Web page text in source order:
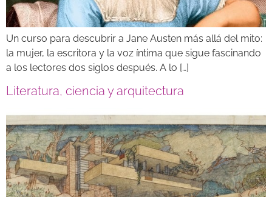
Un curso para descubrir a Jane Austen más allá del mito:
la mujer, la escritora y la voz íntima que sigue fascinando
a los lectores dos siglos después. A lo […]
Literatura, ciencia y arquitectura